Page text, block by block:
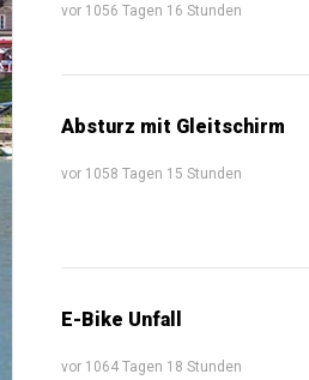
vor 1056 Tagen 16 Stunden
Absturz mit Gleitschirm
vor 1058 Tagen 15 Stunden
E-Bike Unfall
vor 1064 Tagen 18 Stunden